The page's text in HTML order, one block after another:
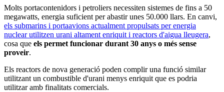
Molts portacontenidors i petroliers necessiten sistemes de fins a 50
megawatts, energia suficient per abastir unes 50.000 llars. En canvi,
els submarins i portaavions actualment propulsats per energia
nuclear utilitzen urani altament enriquit i reactors d'aigua lleugera,
cosa que els permet funcionar durant 30 anys o més sense
proveir.
Els reactors de nova generació poden complir una funció similar
utilitzant un combustible d'urani menys enriquit que es podria
utilitzar amb finalitats comercials.